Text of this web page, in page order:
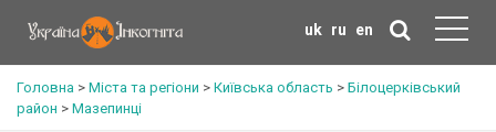
uk ru en
Головна > Міста та регіони > Київська область > Білоцерківський
район > Мазепинці